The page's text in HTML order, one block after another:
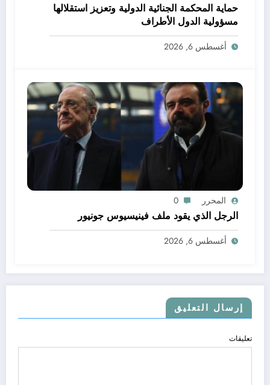
حماية المحكمة الجنائية الدولية وتعزيز استقلالها
مسؤولية الدول الأطراف
أغسطس 6, 2026
المحرر 0
الرجل الذي يقود ملف فينيسيوس جونيور
أغسطس 6, 2026
إرسال التعليق
تعليقات